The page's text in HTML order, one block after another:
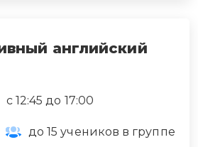
английский
с 12:45 до 17:00
до 15 учеников в группе